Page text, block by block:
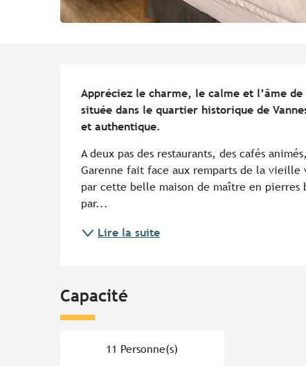
Appréciez le charme, le calme et l’âme
située dans le quartier historique de
et authentique.
A deux pas des restaurants, des cafés
Garenne fait face aux remparts de la vieille
par cette belle maison de maître en
par...
Lire la suite
Capacité
11 Personne(s)